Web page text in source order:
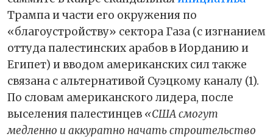
Трампа и части его окружения по
«благоустройству» сектора Газа (с изгнанием
оттуда палестинских арабов в Иорданию и
Египет) и вводом американских сил также
связана с альтернативой Суэцкому каналу (1).
По словам американского лидера, после
выселения палестинцев «США смогут
медленно и аккуратно начать строительство